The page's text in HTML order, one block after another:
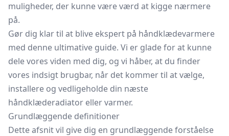
muligheder, der kunne være værd at kigge nærmere
på.
Gør dig klar til at blive ekspert på håndklædevarmere
med denne ultimative guide. Vi er glade for at kunne
dele vores viden med dig, og vi håber, at du finder
vores indsigt brugbar, når det kommer til at vælge,
installere og vedligeholde din næste
håndklæderadiator eller varmer.
Grundlæggende definitioner
Dette afsnit vil give dig en grundlæggende forståelse